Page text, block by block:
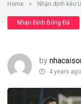
Home » Nhận định kèo
Nhận Định Bóng Đá
by
4 years ago